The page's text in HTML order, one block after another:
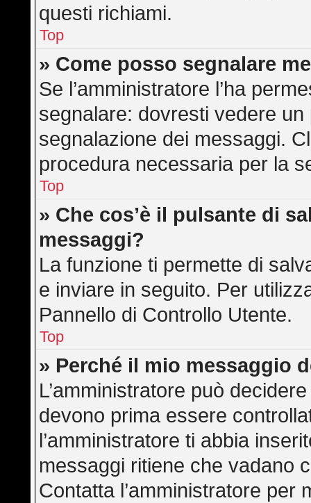
questi richiami.
Top
» Come posso segnalare
Se l’amministratore l’ha
segnalare: dovresti vedere
segnalazione dei messaggi.
procedura necessaria per la
Top
» Che cos’è il pulsante di
messaggi?
La funzione ti permette di
e inviare in seguito. Per
Pannello di Controllo Utente.
Top
» Perché il mio messaggio
L’amministratore può
devono prima essere
l’amministratore ti abbia
messaggi ritiene che vadano
Contatta l’amministratore per